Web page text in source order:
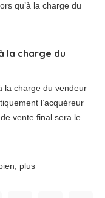
qu’à la charge du
la charge du
la charge du vendeur
l’acquéreur
vente final sera le
plus